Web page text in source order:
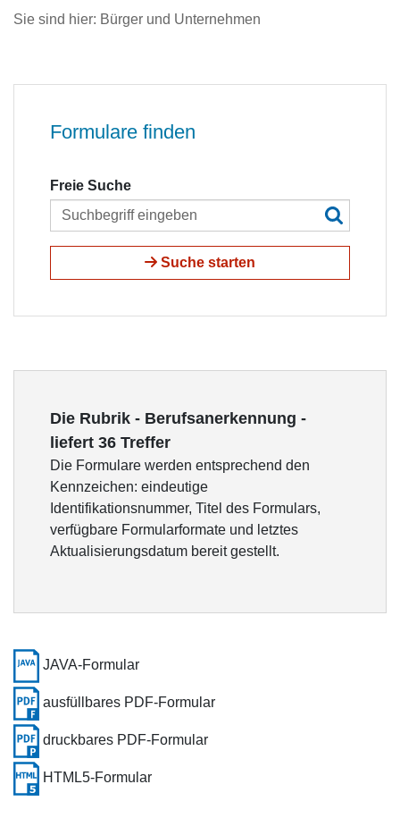
Sie sind hier: Bürger und Unternehmen
Formulare finden
Freie Suche
Suche starten
Die Rubrik - Berufsanerkennung -
liefert 36 Treffer
Die Formulare werden entsprechend den
Kennzeichen: eindeutige
Identifikationsnummer, Titel des Formulars,
verfügbare Formularformate und letztes
Aktualisierungsdatum bereit gestellt.
JAVA-Formular
ausfüllbares PDF-Formular
druckbares PDF-Formular
HTML5-Formular